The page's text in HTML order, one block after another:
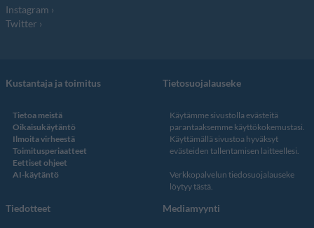
Instagram
Twitter
Kustantaja ja toimitus
Tietoa meistä
Oikaisukäytäntö
Ilmoita virheestä
Toimitusperiaatteet
Eettiset ohjeet
AI-käytäntö
Tietosuojalauseke
Käytämme sivustolla evästeitä
parantaaksemme käyttökokemustasi.
Käyttämällä sivustoa hyväksyt
evästeiden tallentamisen laitteellesi.
Verkkopalvelun tiedosuojalauseke
löytyy tästä.
Tiedotteet Mediamyynti